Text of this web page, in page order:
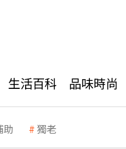
生活百科 品味時尚
助 獨老